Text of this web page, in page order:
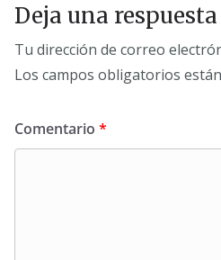
Deja una respuesta
Tu dirección de correo
Los campos obligatorios
Comentario *